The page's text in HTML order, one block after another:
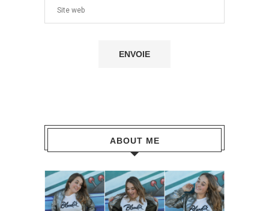
ABOUT ME